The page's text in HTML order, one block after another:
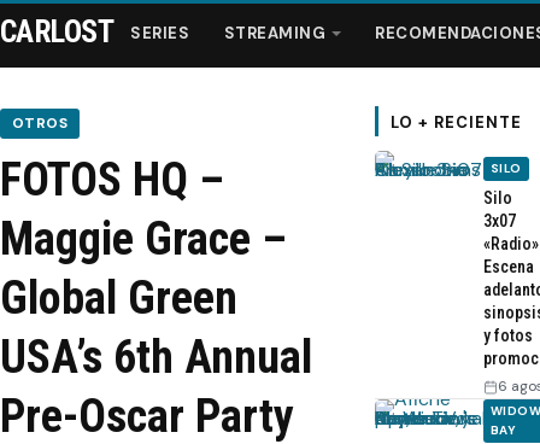
Series
Streaming
Recomendaciones
CARLOST SERIES STREAMING
OTROS
FOTOS HQ –
Maggie Grace –
Global Green
USA’s 6th Annual
Pre-Oscar Party
LO + RECIENTE
SILO
Silo
3x07
Escena
y fotos
6
BAY